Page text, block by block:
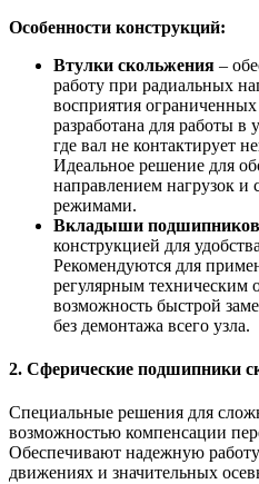
Особенности конструкций:
Втулки скольжения –
работу при радиальных
восприятия
разработана для работы в
где вал не контактирует
Идеальное решение для
направлением нагрузок
режимами.
Вкладыши подшипников
конструкцией для
Рекомендуются для
регулярным техническим
возможность быстрой
без демонтажа всего узла.
2. Сферические подшипники
Специальные решения для
возможностью компенсации
Обеспечивают надежную
движениях и значительных